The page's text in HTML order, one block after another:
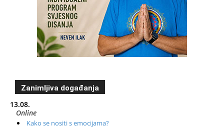
Zanimljiva događanja
13.08.
Online
Kako se nositi s emocijama?